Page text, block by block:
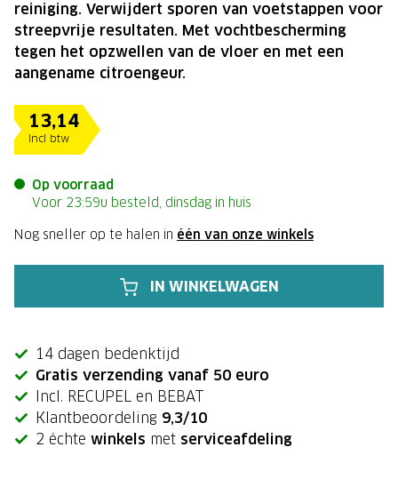
13,14
Incl btw
Op voorraad
Voor 23:59u besteld, dinsdag in huis
Nog sneller op te halen in één van onze winkels
IN WINKELWAGEN
14 dagen bedenktijd
Gratis verzending vanaf 50 euro
Incl. RECUPEL en BEBAT
Klantbeoordeling 9,3/10
2 échte winkels met serviceafdeling
reiniging. Verwijdert sporen van voetstappen voor
streepvrije resultaten. Met vochtbescherming
tegen het opzwellen van de vloer en met een
aangename citroengeur.